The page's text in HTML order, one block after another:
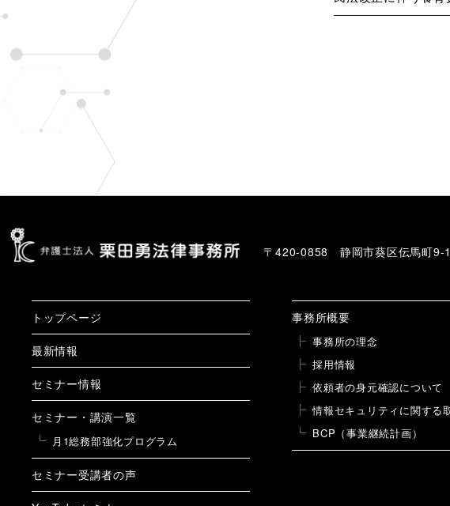
〒420-0858 静岡市葵区伝馬町
トップページ
最新情報
セミナー情報
セミナー・講演一覧
月1総務部強化プログラム
セミナー受講者の声
事務所概要
事務所の理念
採用情報
依頼者の身元確認について
情報セキュリティに関する
BCP（事業継続計画）